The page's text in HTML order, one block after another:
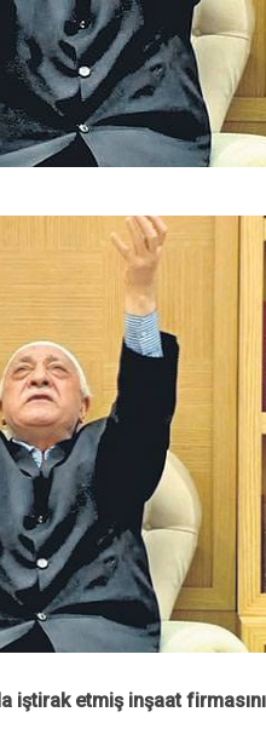
iştirak etmiş inşaat